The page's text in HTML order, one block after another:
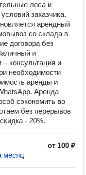
леса и
заказчика.
арендный
со склада в
договора без
и
консультация и
необходимости
аренды и
Аренда
сэкономить во
без перерывов
- 20%.
от 100 ₽
месяц